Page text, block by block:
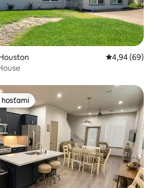
Priemerné
4,94 (69)
hosťami
hosťami